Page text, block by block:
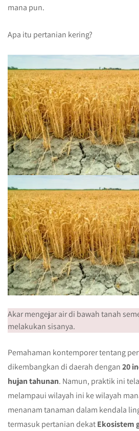
mana pun.
Apa itu pertanian kering?
Akar mengejar air di bawah tanah
melakukan sisanya.
Pemahaman kontemporer tentang
dikembangkan di daerah dengan20
hujan tahunan. Namun, praktik ini
melampaui wilayah ini ke wilayah
menanam tanaman dalam kendala
termasuk pertanian dekatEkosistem